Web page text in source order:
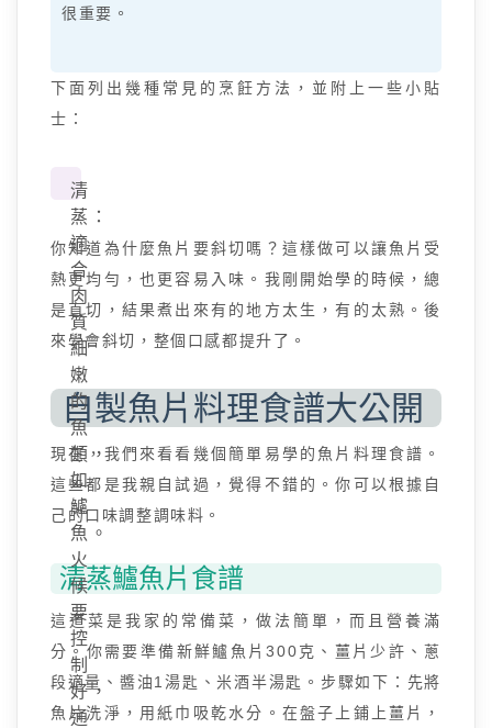
很重要。
下面列出幾種常見的烹飪方法，並附上一些小貼
士：
清
蒸：
適
合
肉
質
細
嫩
的
魚
類，
如
鱸
魚。
火
候
要
控
制
好，
通
你知道為什麼魚片要斜切嗎？這樣做可以讓魚片受
熱更均勻，也更容易入味。我剛開始學的時候，總
是直切，結果煮出來有的地方太生，有的太熟。後
來學會斜切，整個口感都提升了。
自製魚片料理食譜大公開
現在，我們來看看幾個簡單易學的魚片料理食譜。
這些都是我親自試過，覺得不錯的。你可以根據自
己的口味調整調味料。
清蒸鱸魚片食譜
這道菜是我家的常備菜，做法簡單，而且營養滿
分。你需要準備新鮮鱸魚片300克、薑片少許、蔥
段適量、醬油1湯匙、米酒半湯匙。步驟如下：先將
魚片洗淨，用紙巾吸乾水分。在盤子上鋪上薑片，